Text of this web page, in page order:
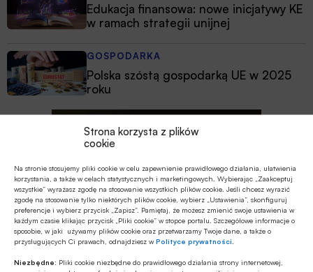
Strona korzysta z plików
cookie
Na stronie stosujemy pliki cookie w celu zapewnienie prawidłowego działania, ułatwienia
korzystania, a także w celach statystycznych i marketingowych. Wybierając „Zaakceptuj
wszystkie” wyrażasz zgodę na stosowanie wszystkich plików cookie. Jeśli chcesz wyrazić
zgodę na stosowanie tylko niektórych plików cookie, wybierz „Ustawienia”, skonfiguruj
preferencje i wybierz przycisk „Zapisz”. Pamiętaj, że możesz zmienić swoje ustawienia w
każdym czasie klikając przycisk „Pliki cookie” w stopce portalu. Szczegółowe informacje o
sposobie, w jaki używamy plików cookie oraz przetwarzamy Twoje dane, a także o
przysługujących Ci prawach, odnajdziesz wPolityce prywatności
Niezbędne: Pliki cookie niezbędne do prawidłowego działania strony internetowej,
Edukacja finansowa: nowe inicjatywy KE
w ramach strategii unijnej
GOSPODARKA
Polska szóstą gospodarką UE w 2025
roku